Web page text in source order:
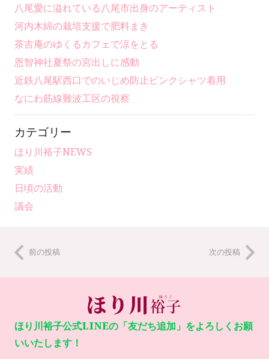
八尾愛に溢れている八尾市出身のアーティスト
河内木綿の栽培支援で肥料まき
茶吉庵のゆくるカフェで涼をとる
恩智神社夏祭の宮出しに感動
近鉄八尾駅西口でのいじめ防止ピンクシャツ着用
なにわ筋線難波工区の視察
カテゴリー
ほり川裕子NEWS
実績
日頃の活動
議会
前の投稿 次の投稿
ほり川裕子公式LINEの「友だち追加」をよろしくお願
いいたします！